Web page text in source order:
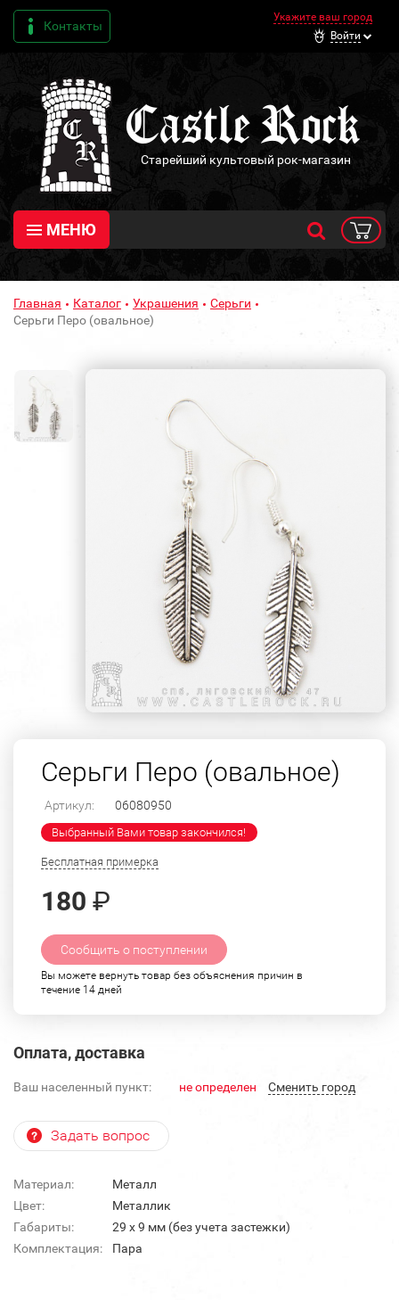
Контакты
Укажите ваш город
Войти
Старейший культовый рок-магазин
МЕНЮ
Главная Каталог Украшения
Серьги
Серьги Перо (овальное)
Серьги Перо (овальное)
Артикул: 06080950
Выбранный Вами товар закончился!
Бесплатная примерка
180 ₽
Сообщить о поступлении
Вы можете вернуть товар без объяснения причин в
течение 14 дней
Оплата, доставка
Ваш населенный пункт: не определен Cменить город
Задать вопрос
Материал:
Металл
Цвет:
Металлик
Габариты:
29 х 9 мм (без учета застежки)
Комплектация:
Пара